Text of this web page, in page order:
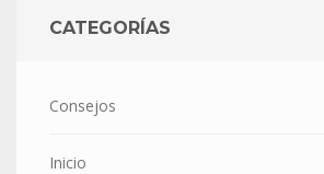
CATEGORÍAS
Consejos
Inicio